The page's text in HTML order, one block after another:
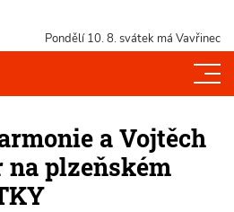
Pondělí 10. 8. svátek má Vavřinec
a Vojtěch
na plzeňském